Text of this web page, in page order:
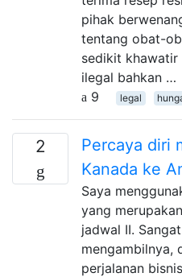
pihak
tentang obat-
sedikit
ilegal bahkan …
9
legal
2
Percaya diri
Kanada ke
Saya
yang
jadwal II.
mengambilnya,
perjalanan